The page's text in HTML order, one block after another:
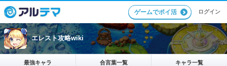
ゲームでポイ活 ログイン
エレスト攻略wiki
最強キャラ 合言葉一覧 キャラ一覧